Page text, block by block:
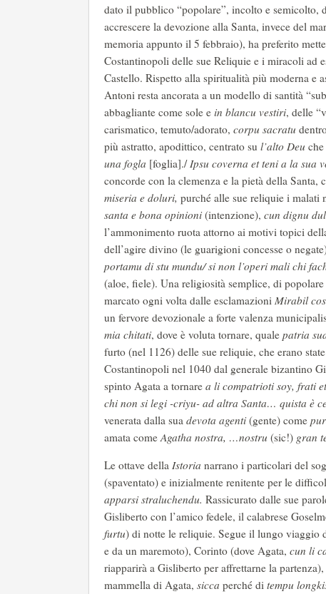
dato il pubblico “popolare”, incolto e semicolto,
accrescere la devozione alla Santa, invece del
memoria appunto il 5 febbraio), ha preferito
Costantinopoli delle sue Reliquie e i miracoli ad
Castello. Rispetto alla spiritualità più moderna e
Antoni resta ancorata a un modello di santità
abbagliante come sole e in blancu vestiri, delle
carismatico, temuto/adorato, corpu sacratu
più astratto, apodittico, centrato su l’alto Deu che
una fogla [foglia]./Ipsu coverna et teni a la sua
concorde con la clemenza e la pietà della Santa,
miseria e doluri, purché alle sue reliquie i malati
santa e bona opinioni (intenzione), cun dignu
l’ammonimento ruota attorno ai motivi topici
dell’agire divino (le guarigioni concesse o
portamu di stu mundu/ si non l’operi mali chi
(aloe, fiele). Una religiosità semplice, di
marcato ogni volta dalle esclamazioni Mirabil
un fervore devozionale a forte valenza
mia chitati, dove è voluta tornare, quale patria
furto (nel 1126) delle sue reliquie, che erano
Costantinopoli nel 1040 dal generale bizantino
spinto Agata a tornare a li compatrioti soy, frati
chi non si legi -criyu- ad altra Santa… quista è
venerata dalla sua devota agenti (gente) come
amata comeAgatha nostra, …nostru (sic!) gran
Le ottave della Istoria narrano i particolari del
(spaventato) e inizialmente renitente per le
apparsi straluchendu. Rassicurato dalle sue
Gisliberto con l’amico fedele, il calabrese
furtu) di notte le reliquie. Segue il lungo viaggio
e da un maremoto), Corinto (dove Agata, cun li
riapparirà a Gisliberto per affrettarne la
mammella di Agata, sicca perché di tempu